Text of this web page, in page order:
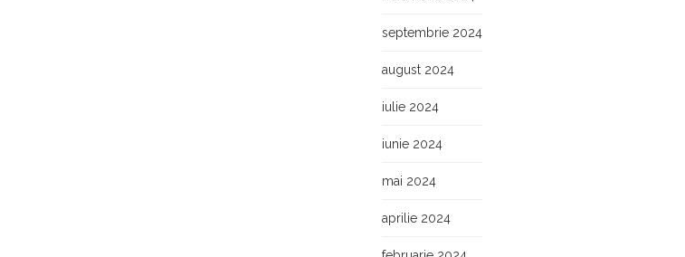
septembrie 2024
august 2024
iulie 2024
iunie 2024
mai 2024
aprilie 2024